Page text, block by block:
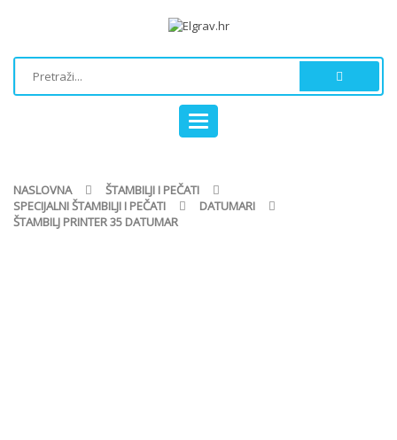
Toggle
navigation
NASLOVNA
ŠTAMBILJI I PEČATI
SPECIJALNI ŠTAMBILJI I PEČATI
DATUMARI
ŠTAMBILJ PRINTER 35 DATUMAR